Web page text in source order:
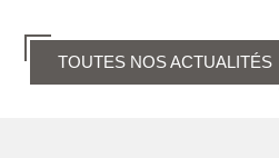
TOUTES NOS ACTUALITÉS